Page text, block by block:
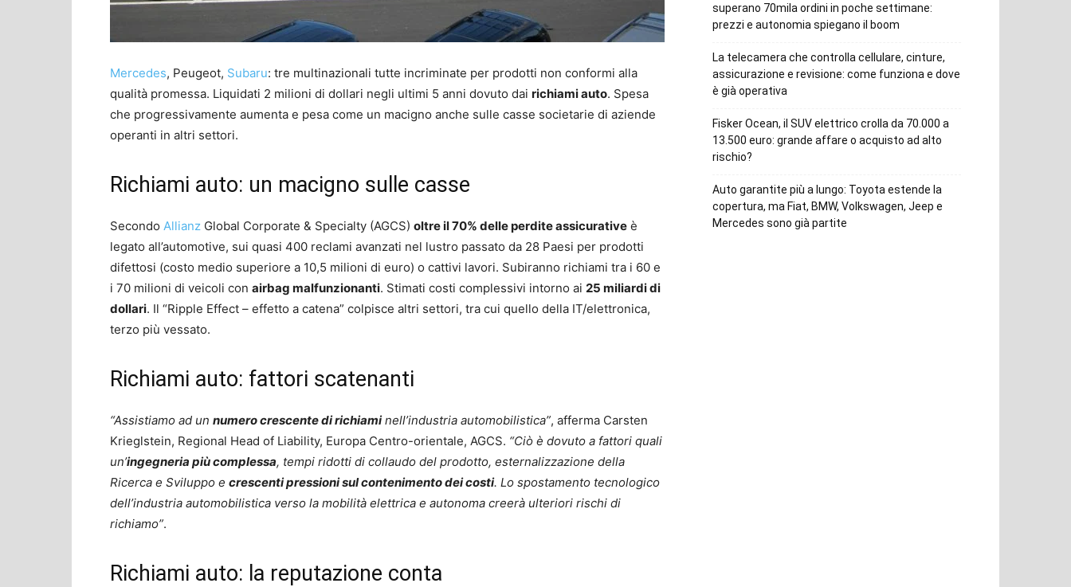
Mercedes, Peugeot, Subaru: tre multinazionali tutte incriminate per prodotti non conformi alla
qualità promessa. Liquidati 2 milioni di dollari negli ultimi 5 anni dovuto dai richiami auto. Spesa
che progressivamente aumenta e pesa come un macigno anche sulle casse societarie di aziende
operanti in altri settori.
Richiami auto: un macigno sulle casse
Secondo Allianz Global Corporate & Specialty (AGCS) oltre il 70% delle perdite assicurative è
legato all’automotive, sui quasi 400 reclami avanzati nel lustro passato da 28 Paesi per prodotti
difettosi (costo medio superiore a 10,5 milioni di euro) o cattivi lavori. Subiranno richiami tra i 60 e
i 70 milioni di veicoli con airbag malfunzionanti. Stimati costi complessivi intorno ai 25 miliardi di
dollari. Il “Ripple Effect – effetto a catena” colpisce altri settori, tra cui quello della IT/elettronica,
terzo più vessato.
Richiami auto: fattori scatenanti
“Assistiamo ad un numero crescente di richiaminell’industria automobilistica”, afferma Carsten
Krieglstein, Regional Head of Liability, Europa Centro-orientale, AGCS. “Ciò è dovuto a fattori quali
un’ingegneria più complessa, tempi ridotti di collaudo del prodotto, esternalizzazione della
Ricerca e Sviluppo e crescenti pressioni sul contenimento dei costi. Lo spostamento tecnologico
dell’industria automobilistica verso la mobilità elettrica e autonoma creerà ulteriori rischi di
richiamo”.
Richiami auto: la reputazione conta
superano 70mila ordini in poche settimane:
prezzi e autonomia spiegano il boom
La telecamera che controlla cellulare, cinture,
assicurazione e revisione: come funziona e dove
è già operativa
Fisker Ocean, il SUV elettrico crolla da 70.000 a
13.500 euro: grande affare o acquisto ad alto
rischio?
Auto garantite più a lungo: Toyota estende la
copertura, ma Fiat, BMW, Volkswagen, Jeep e
Mercedes sono già partite